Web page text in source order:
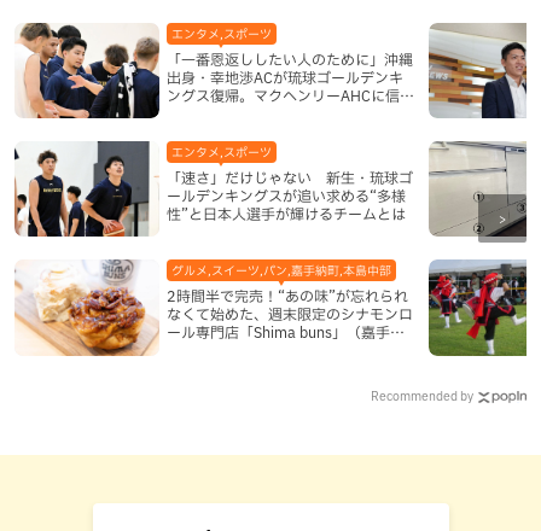
「一番恩返ししたい人のために」沖縄
出身・幸地渉ACが琉球ゴールデンキ
ングス復帰。マクヘンリーAHCに信頼
エンタメ,スポーツ
「速さ」だけじゃない 新生・琉球ゴ
ールデンキングスが追い求める“多様
性”と日本人選手が輝けるチームとは
エンタメ,スポーツ
2時間半で完売！“あの味”が忘れられ
なくて始めた、週末限定のシナモンロ
ール専門店「Shima buns」（嘉手納
グルメ,スイーツ,パン,嘉手納町,本島中部
Recommended by